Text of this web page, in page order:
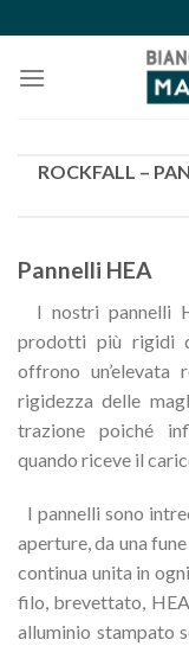
to
content
ROCKFALL –
Pannelli HEA
I nostri pannelli
prodotti più rigidi
offrono un’elevata
rigidezza delle
trazione poiché
quando riceve il
I pannelli sono
aperture,da una fune
continua unita in
filo, brevettato,
alluminio stampato